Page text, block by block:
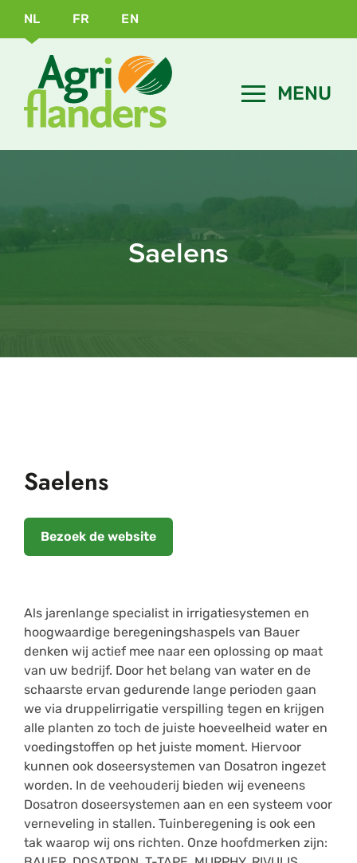
NL FR EN
Saelens
Saelens
Bezoek de website
Als jarenlange specialist in irrigatiesystemen en
hoogwaardige beregeningshaspels van Bauer
denken wij actief mee naar een oplossing op maat
van uw bedrijf. Door het belang van water en de
schaarste ervan gedurende lange perioden gaan
we via druppelirrigatie verspilling tegen en krijgen
alle planten zo toch de juiste hoeveelheid water en
voedingstoffen op het juiste moment. Hiervoor
kunnen ook doseersystemen van Dosatron ingezet
worden. In de veehouderij bieden wij eveneens
Dosatron doseersystemen aan en een systeem voor
verneveling in stallen. Tuinberegening is ook een
tak waarop wij ons richten. Onze hoofdmerken zijn: